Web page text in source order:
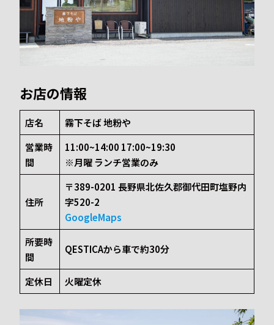
お店の情報
店名
霧下そば 地粉や
営業時
間
11:00~14:00 17:00~19:30
※月曜 ランチ営業のみ
住所
〒389-0201 長野県北佐久郡御代田町塩野内
字520-2
GoogleMaps
所要時
間
QESTICAから車で約30分
定休日 火曜定休